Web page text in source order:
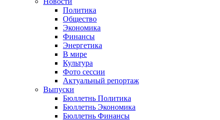
Политика
Общество
Экономика
Финансы
Энергетика
В мире
Культура
Фото сессии
Актуальный репортаж
Выпуски
Бюллетнь Политика
Бюллетнь Экономика
Бюллетнь Финансы